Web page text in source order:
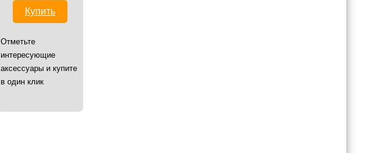
Купить
Отметьте
интересующие
аксессуары и купите
в один клик